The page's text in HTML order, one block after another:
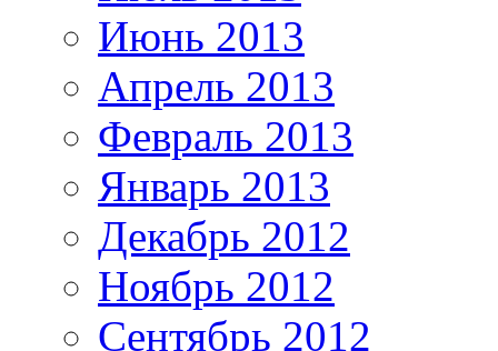
Июнь 2013
Апрель 2013
Февраль 2013
Январь 2013
Декабрь 2012
Ноябрь 2012
Сентябрь 2012